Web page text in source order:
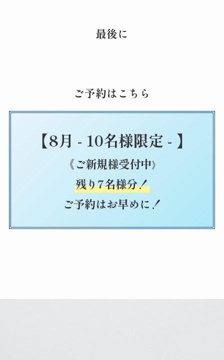
最後に
ご予約はこちら
【8月 - 10名様限定 - 】
《ご新規様受付中》
残り7名様分！
ご予約はお早めに！